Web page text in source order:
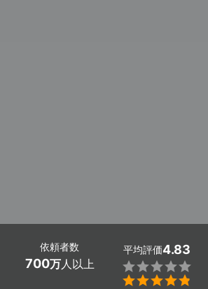
依頼者数
700万人以上
平均評価4.83

